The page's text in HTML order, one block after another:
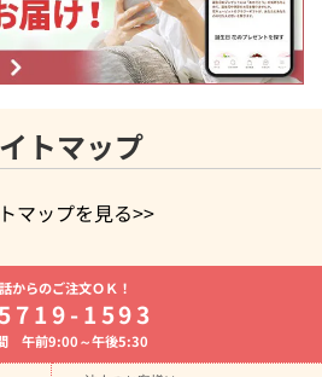
トマップ
マップを見る>>
の花特集
誕生日フラワーギフト特集
ウ)
開店・開業祝い
み お供え・お悔やみの花
葬儀に贈る花 胡蝶蘭・花鉢
ベント
ひまわり ギフト・プレゼント
からのご注文ＯＫ！
1593
午前9:00～午後5:30